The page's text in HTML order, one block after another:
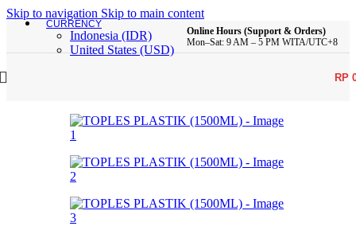
Skip to navigation Skip to main content
CURRENCY
Indonesia (IDR)
United States (USD)
Online Hours (Support & Orders)
Mon–Sat: 9 AM – 5 PM WITA/UTC+8
RP